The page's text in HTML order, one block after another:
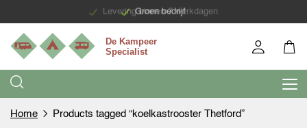
Groen bedrijf
Levering binnen 7 werkdagen
Home Products tagged “koelkastrooster Thetford”